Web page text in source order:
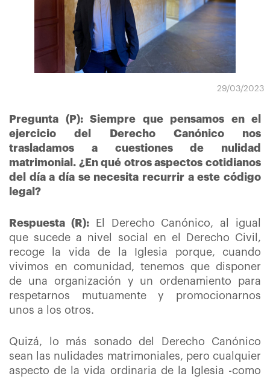
29/03/2023
Pregunta (P): Siempre que pensamos en el
ejercicio del Derecho Canónico nos
trasladamos a cuestiones de nulidad
matrimonial. ¿En qué otros aspectos cotidianos
del día a día se necesita recurrir a este código
legal?
Respuesta (R):El Derecho Canónico, al igual
que sucede a nivel social en el Derecho Civil,
recoge la vida de la Iglesia porque, cuando
vivimos en comunidad, tenemos que disponer
de una organización y un ordenamiento para
respetarnos mutuamente y promocionarnos
unos a los otros.
Quizá, lo más sonado del Derecho Canónico
sean las nulidades matrimoniales, pero cualquier
aspecto de la vida ordinaria de la Iglesia -como